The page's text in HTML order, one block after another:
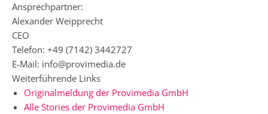
Ansprechpartner:
Alexander Weipprecht
CEO
Telefon: +49 (7142) 3442727
E-Mail: info@provimedia.de
Weiterführende Links
Originalmeldung der Provimedia GmbH
Alle Stories der Provimedia GmbH